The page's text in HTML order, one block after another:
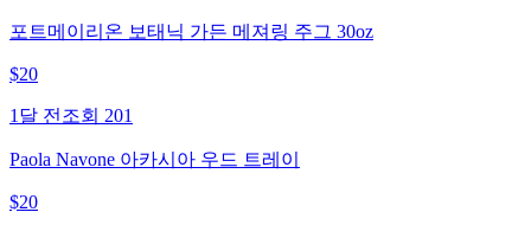
포트메이리온 보태닉 가든 메져링 주그 30oz
$20
1달 전 조회 201
Paola Navone 아카시아 우드 트레이
$20